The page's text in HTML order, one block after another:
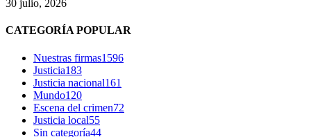
30 julio, 2026
CATEGORÍA POPULAR
Nuestras firmas1596
Justicia183
Justicia nacional161
Mundo120
Escena del crimen72
Justicia local55
Sin categoría44